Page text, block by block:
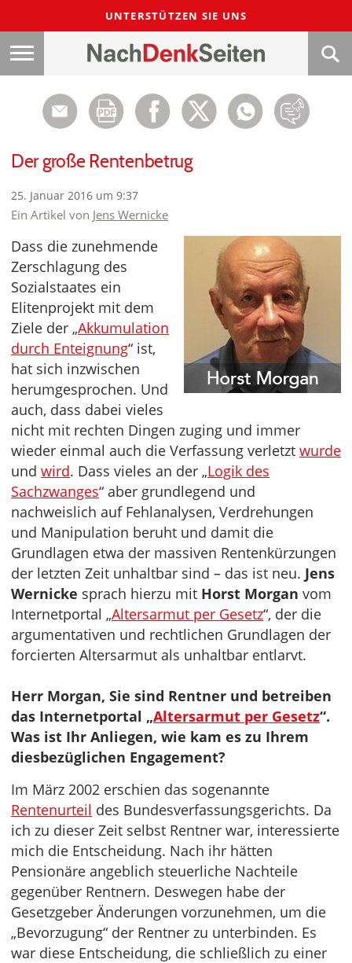
UNTERSTÜTZEN SIE UNS
Der große Rentenbetrug
25. Januar 2016 um 9:37
Ein Artikel von Jens Wernicke
Dass die zunehmende
Zerschlagung des
Sozialstaates ein
Elitenprojekt mit dem
Ziele der „Akkumulation
durch Enteignung“ ist,
hat sich inzwischen
herumgesprochen. Und
auch, dass dabei vieles
nicht mit rechten Dingen zuging und immer
wieder einmal auch die Verfassung verletzt wurde
und wird. Dass vieles an der „Logik des
Sachzwanges“ aber grundlegend und
nachweislich auf Fehlanalysen, Verdrehungen
und Manipulation beruht und damit die
Grundlagen etwa der massiven Rentenkürzungen
der letzten Zeit unhaltbar sind – das ist neu. Jens
Wernicke sprach hierzu mit Horst Morgan vom
Internetportal „Altersarmut per Gesetz“, der die
argumentativen und rechtlichen Grundlagen der
forcierten Altersarmut als unhaltbar entlarvt.
Herr Morgan, Sie sind Rentner und betreiben
das Internetportal „Altersarmut per Gesetz“.
Was ist Ihr Anliegen, wie kam es zu Ihrem
diesbezüglichen Engagement?
Im März 2002 erschien das sogenannte
Rentenurteil des Bundesverfassungsgerichts. Da
ich zu dieser Zeit selbst Rentner war, interessierte
mich die Entscheidung. Nach ihr hätten
Pensionäre angeblich steuerliche Nachteile
gegenüber Rentnern. Deswegen habe der
Gesetzgeber Änderungen vorzunehmen, um die
„Bevorzugung“ der Rentner zu unterbinden. Es
war diese Entscheidung, die schließlich zu einer